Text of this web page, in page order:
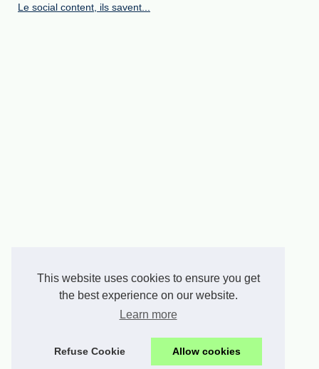
This website uses cookies to ensure you get
the best experience on our website.
Learn more
Refuse Cookie Allow cookies
Le social content, ils savent...